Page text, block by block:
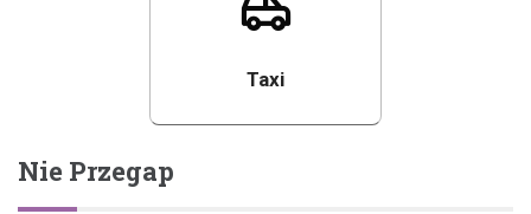
Taxi
Nie Przegap